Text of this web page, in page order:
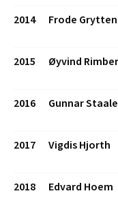
2014 Frode Grytten
2015 Øyvind
2016 Gunnar
2017 Vigdis Hjorth
2018 Edvard Hoem